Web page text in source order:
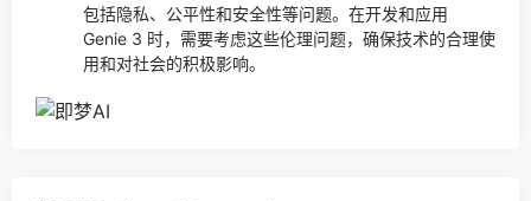
包括隐私、公平性和安全性等问题。在开发和应用
Genie 3 时，需要考虑这些伦理问题，确保技术的合理使
用和对社会的积极影响。